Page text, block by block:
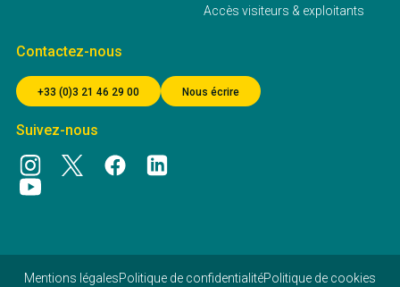
Accès visiteurs & exploitants
Contactez-nous
+33 (0)3 21 46 29 00 Nous écrire
Suivez-nous
Mentions légalesPolitique de confidentialitéPolitique de cookies